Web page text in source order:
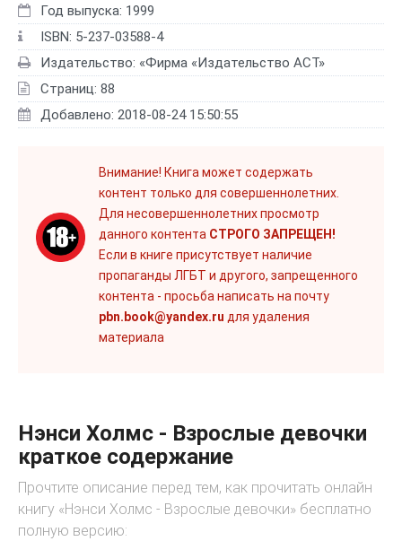
Год выпуска: 1999
ISBN: 5-237-03588-4
Издательство: «Фирма «Издательство АСТ»
Страниц: 88
Добавлено: 2018-08-24 15:50:55
Внимание! Книга может содержать
контент только для совершеннолетних.
Для несовершеннолетних просмотр
данного контента СТРОГО ЗАПРЕЩЕН!
Если в книге присутствует наличие
пропаганды ЛГБТ и другого, запрещенного
контента - просьба написать на почту
pbn.book@yandex.ru для удаления
материала
Нэнси Холмс - Взрослые девочки
краткое содержание
Прочтите описание перед тем, как прочитать онлайн
книгу «Нэнси Холмс - Взрослые девочки» бесплатно
полную версию: